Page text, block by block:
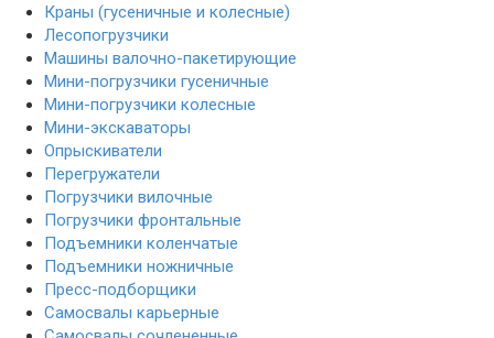
Краны (гусеничные и колесные)
Лесопогрузчики
Машины валочно-пакетирующие
Мини-погрузчики гусеничные
Мини-погрузчики колесные
Мини-экскаваторы
Опрыскиватели
Перегружатели
Погрузчики вилочные
Погрузчики фронтальные
Подъемники коленчатые
Подъемники ножничные
Пресс-подборщики
Самосвалы карьерные